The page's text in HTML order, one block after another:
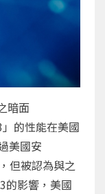
暗面
的性能在美國
美國安
但被認為與之
的影響，美國